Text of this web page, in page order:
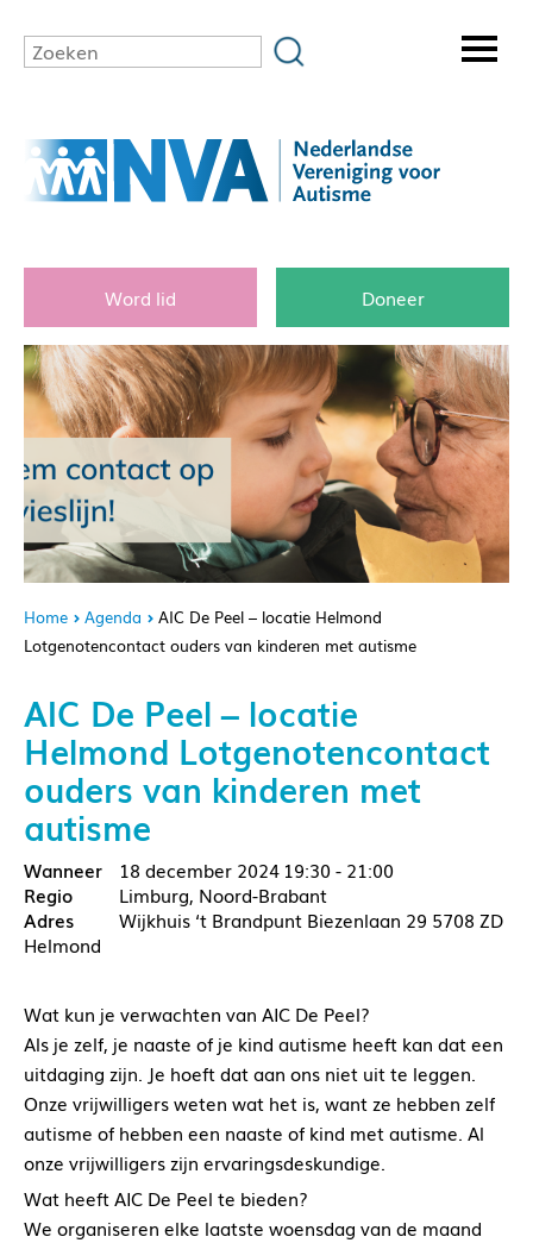
Word lid Doneer
Home Agenda
AIC De Peel – locatie Helmond
Lotgenotencontact ouders van kinderen met autisme
AIC De Peel – locatie
Helmond Lotgenotencontact
ouders van kinderen met
autisme
18 december 2024 19:30 - 21:00
Limburg, Noord-Brabant
Wijkhuis ‘t Brandpunt Biezenlaan 29 5708 ZD
Helmond
Wat kun je verwachten van AIC De Peel?
Als je zelf, je naaste of je kind autisme heeft kan dat een
uitdaging zijn. Je hoeft dat aan ons niet uit te leggen.
Onze vrijwilligers weten wat het is, want ze hebben zelf
autisme of hebben een naaste of kind met autisme. Al
onze vrijwilligers zijn ervaringsdeskundige.
Wat heeft AIC De Peel te bieden?
We organiseren elke laatste woensdag van de maand